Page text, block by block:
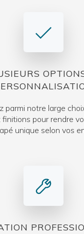
parmi notre large
finitions pour rendre
unique selon vos